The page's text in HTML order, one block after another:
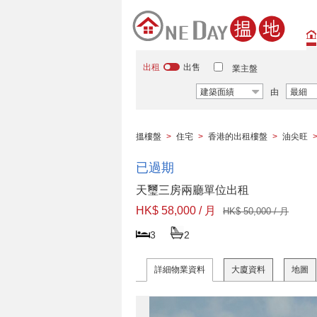
出租 出售 業主盤
建築面績 由 最細
搵樓盤 > 住宅 > 香港的出租樓盤 > 油尖旺 >
已過期
天璽三房兩廳單位出租
HK$ 58,000 / 月
HK$ 50,000 / 月
3 2
詳細物業資料 大廈資料 地圖